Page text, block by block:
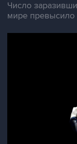
Число
мире превысило